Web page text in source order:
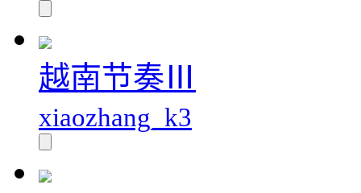
越南节奏Ⅲ
xiaozhang_k3